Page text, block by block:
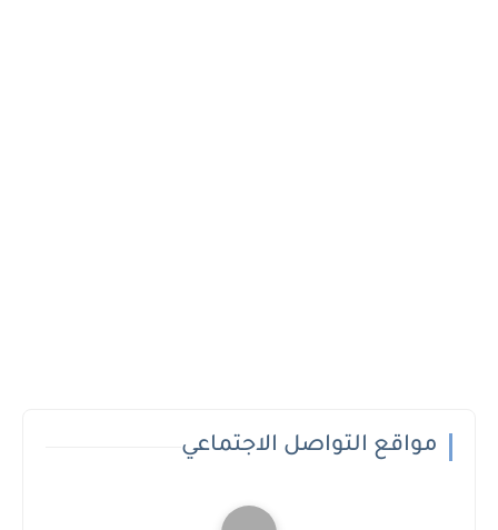
مواقع التواصل الاجتماعي